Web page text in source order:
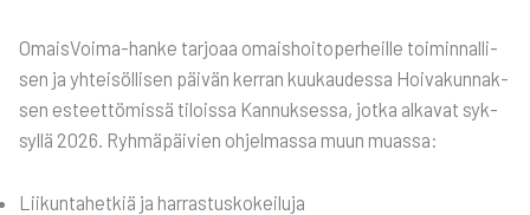
Omais­Voi­ma-han­ke tar­jo­aa omais­hoi­to­per­heil­le toi­min­nal­li­
sen ja yhtei­söl­li­sen päi­vän ker­ran kuu­kau­des­sa Hoi­va­kun­nak­
sen esteet­tö­mis­sä tilois­sa Kan­nuk­ses­sa, jot­ka alka­vat syk­
syl­lä 2026. Ryh­mä­päi­vien ohjel­mas­sa muun muas­sa:
Lii­kun­ta­het­kiä ja har­ras­tus­ko­kei­lu­ja